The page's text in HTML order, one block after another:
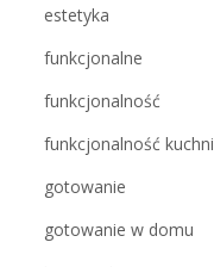
estetyka
funkcjonalne
funkcjonalność
funkcjonalność kuchni
gotowanie
gotowanie w domu